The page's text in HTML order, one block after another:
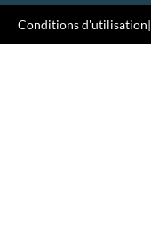
Conditions d'utilisation|